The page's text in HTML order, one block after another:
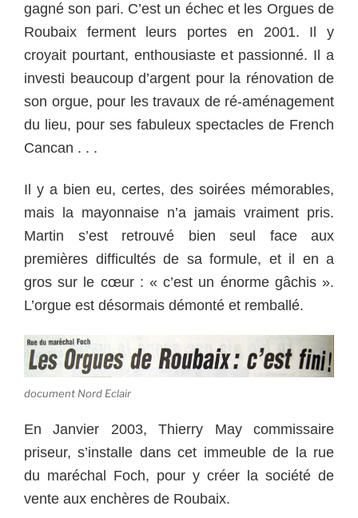
gagné son pari. C’est un échec et les Orgues de
Roubaix ferment leurs portes en 2001. Il y
croyait pourtant, enthousiaste et passionné. Il a
investi beaucoup d’argent pour la rénovation de
son orgue, pour les travaux de ré-aménagement
du lieu, pour ses fabuleux spectacles de French
Cancan . . .
Il y a bien eu, certes, des soirées mémorables,
mais la mayonnaise n’a jamais vraiment pris.
Martin s’est retrouvé bien seul face aux
premières difficultés de sa formule, et il en a
gros sur le cœur : « c’est un énorme gâchis ».
L’orgue est désormais démonté et remballé.
document Nord Eclair
En Janvier 2003, Thierry May commissaire
priseur, s’installe dans cet immeuble de la rue
du maréchal Foch, pour y créer la société de
vente aux enchères de Roubaix.